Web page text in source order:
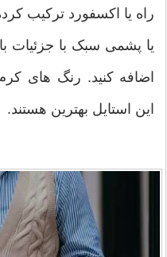
راه یا اکسفورد ترکیب
اضافه کنید. رنگ های
این استایل بهترین هستند.